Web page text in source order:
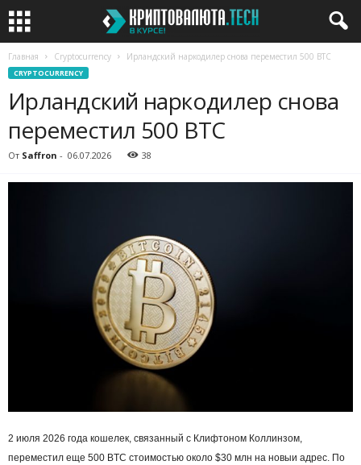
Главная Cryptocurrency Ирландский наркодилер снова переместил 500 BTC
CRYPTOCURRENCY
Ирландский наркодилер снова
переместил 500 BTC
От Saffron - 06.07.2026 38
2 июля 2026 года кошелек, связанный с Клифтоном Коллинзом,
переместил еще 500 BTC стоимостью около $30 млн на новыи адрес. По